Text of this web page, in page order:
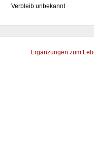
Verbleib unbekannt
Ergänzungen zum